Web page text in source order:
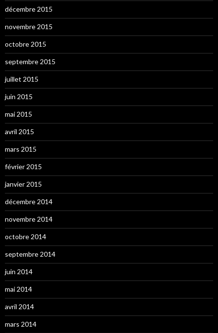
décembre 2015
novembre 2015
octobre 2015
septembre 2015
juillet 2015
juin 2015
mai 2015
avril 2015
mars 2015
février 2015
janvier 2015
décembre 2014
novembre 2014
octobre 2014
septembre 2014
juin 2014
mai 2014
avril 2014
mars 2014